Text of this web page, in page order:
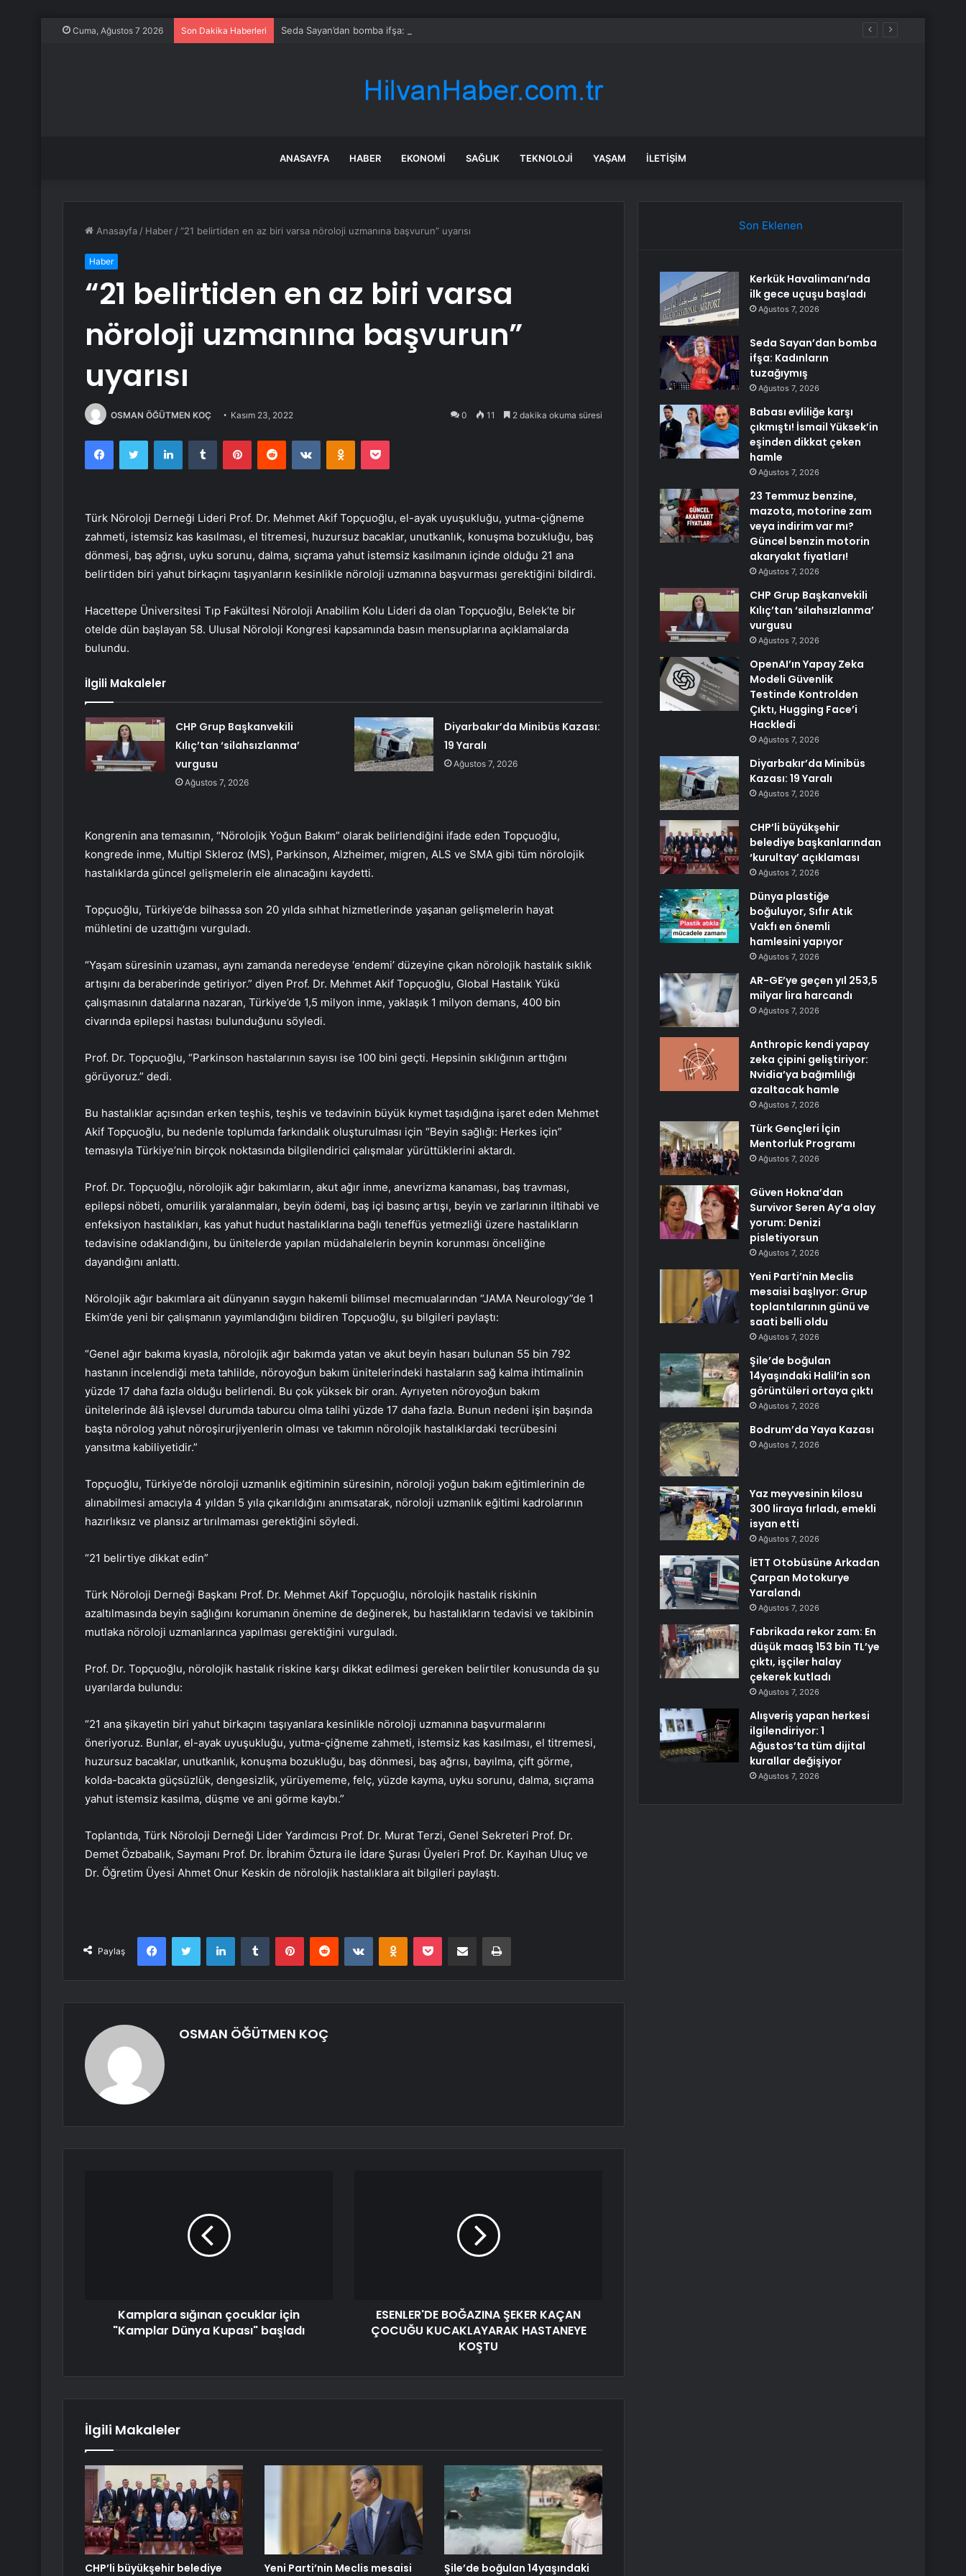
Cuma, Ağustos 7 2026 Son Dakika Haberleri Seda Sayan’dan bomba ifşa: Kadınların tuzağıymış
ANASAYFA HABER EKONOMI SAĞLIK TEKNOLOJI YAŞAM İLETIŞIM
Anasayfa / Haber /“21 belirtiden en az biri varsa nöroloji uzmanına başvurun” uyarısı
Haber
“21 belirtiden en az biri varsa
nöroloji uzmanına başvurun”
uyarısı
OSMAN ÖĞÜTMEN KOÇ Kasım 23, 2022 0 11 2 dakika okuma süresi
FacebookTwitter LinkedInTumblr PinterestReddit VKontakteOdnoklassniki
Pocket
Türk Nöroloji Derneği Lideri Prof. Dr. Mehmet Akif Topçuoğlu, el-ayak uyuşukluğu, yutma-çiğneme
zahmeti, istemsiz kas kasılması, el titremesi, huzursuz bacaklar, unutkanlık, konuşma bozukluğu, baş
dönmesi, baş ağrısı, uyku sorunu, dalma, sıçrama yahut istemsiz kasılmanın içinde olduğu 21 ana
belirtiden biri yahut birkaçını taşıyanların kesinlikle nöroloji uzmanına başvurması gerektiğini bildirdi.
Hacettepe Üniversitesi Tıp Fakültesi Nöroloji Anabilim Kolu Lideri da olan Topçuoğlu, Belek’te bir
otelde dün başlayan 58. Ulusal Nöroloji Kongresi kapsamında basın mensuplarına açıklamalarda
bulundu.
İlgili Makaleler
CHP Grup Başkanvekili
Kılıç’tan ‘silahsızlanma’
vurgusu
Ağustos 7, 2026
Diyarbakır’da Minibüs Kazası:
19 Yaralı
Ağustos 7, 2026
Kongrenin ana temasının, “Nörolojik Yoğun Bakım” olarak belirlendiğini ifade eden Topçuoğlu,
kongrede inme, Multipl Skleroz (MS), Parkinson, Alzheimer, migren, ALS ve SMA gibi tüm nörolojik
hastalıklarda güncel gelişmelerin ele alınacağını kaydetti.
Topçuoğlu, Türkiye’de bilhassa son 20 yılda sıhhat hizmetlerinde yaşanan gelişmelerin hayat
mühletini de uzattığını vurguladı.
“Yaşam süresinin uzaması, aynı zamanda neredeyse ‘endemi’ düzeyine çıkan nörolojik hastalık sıklık
artışını da beraberinde getiriyor.” diyen Prof. Dr. Mehmet Akif Topçuoğlu, Global Hastalık Yükü
çalışmasının datalarına nazaran, Türkiye’de 1,5 milyon inme, yaklaşık 1 milyon demans, 400 bin
civarında epilepsi hastası bulunduğunu söyledi.
Prof. Dr. Topçuoğlu, “Parkinson hastalarının sayısı ise 100 bini geçti. Hepsinin sıklığının arttığını
görüyoruz.” dedi.
Bu hastalıklar açısından erken teşhis, teşhis ve tedavinin büyük kıymet taşıdığına işaret eden Mehmet
Akif Topçuoğlu, bu nedenle toplumda farkındalık oluşturulması için “Beyin sağlığı: Herkes için”
temasıyla Türkiye’nin birçok noktasında bilgilendirici çalışmalar yürüttüklerini aktardı.
Prof. Dr. Topçuoğlu, nörolojik ağır bakımların, akut ağır inme, anevrizma kanaması, baş travması,
epilepsi nöbeti, omurilik yaralanmaları, beyin ödemi, baş içi basınç artışı, beyin ve zarlarının iltihabi ve
enfeksiyon hastalıkları, kas yahut hudut hastalıklarına bağlı teneffüs yetmezliği üzere hastalıkların
tedavisine odaklandığını, bu ünitelerde yapılan müdahalelerin beynin korunması önceliğine
dayandığını anlattı.
Nörolojik ağır bakımlara ait dünyanın saygın hakemli bilimsel mecmualarından “JAMA Neurology”de 1
Ekim’de yeni bir çalışmanın yayımlandığını bildiren Topçuoğlu, şu bilgileri paylaştı:
“Genel ağır bakıma kıyasla, nörolojik ağır bakımda yatan ve akut beyin hasarı bulunan 55 bin 792
hastanın incelendiği meta tahlilde, nöroyoğun bakım ünitelerindeki hastaların sağ kalma ihtimalinin
yüzde 17 daha fazla olduğu belirlendi. Bu çok yüksek bir oran. Ayrıyeten nöroyoğun bakım
ünitelerinde âlâ işlevsel durumda taburcu olma talihi yüzde 17 daha fazla. Bunun nedeni işin başında
başta nörolog yahut nöroşirurjiyenlerin olması ve takımın nörolojik hastalıklardaki tecrübesini
yansıtma kabiliyetidir.”
Topçuoğlu, Türkiye’de nöroloji uzmanlık eğitiminin süresinin, nöroloji yoğun bakım eğitimlerinin de
alınabilmesi amacıyla 4 yıldan 5 yıla çıkarıldığını anımsatarak, nöroloji uzmanlık eğitimi kadrolarının
hazırlıksız ve plansız artırılmaması gerektiğini söyledi.
“21 belirtiye dikkat edin”
Türk Nöroloji Derneği Başkanı Prof. Dr. Mehmet Akif Topçuoğlu, nörolojik hastalık riskinin
azaltılmasında beyin sağlığını korumanın önemine de değinerek, bu hastalıkların tedavisi ve takibinin
mutlaka nöroloji uzmanlarınca yapılması gerektiğini vurguladı.
Prof. Dr. Topçuoğlu, nörolojik hastalık riskine karşı dikkat edilmesi gereken belirtiler konusunda da şu
uyarılarda bulundu:
“21 ana şikayetin biri yahut birkaçını taşıyanlara kesinlikle nöroloji uzmanına başvurmalarını
öneriyoruz. Bunlar, el-ayak uyuşukluğu, yutma-çiğneme zahmeti, istemsiz kas kasılması, el titremesi,
huzursuz bacaklar, unutkanlık, konuşma bozukluğu, baş dönmesi, baş ağrısı, bayılma, çift görme,
kolda-bacakta güçsüzlük, dengesizlik, yürüyememe, felç, yüzde kayma, uyku sorunu, dalma, sıçrama
yahut istemsiz kasılma, düşme ve ani görme kaybı.”
Toplantıda, Türk Nöroloji Derneği Lider Yardımcısı Prof. Dr. Murat Terzi, Genel Sekreteri Prof. Dr.
Demet Özbabalık, Saymanı Prof. Dr. İbrahim Öztura ile İdare Şurası Üyeleri Prof. Dr. Kayıhan Uluç ve
Dr. Öğretim Üyesi Ahmet Onur Keskin de nörolojik hastalıklara ait bilgileri paylaştı.
Paylaş
FacebookTwitter LinkedInTumblr PinterestReddit VKontakteOdnoklassniki
Pocket E-Posta ile paylaş Yazdır
OSMAN ÖĞÜTMEN KOÇ
Kamplara sığınan çocuklar için
"Kamplar Dünya Kupası" başladı
ESENLER'DE BOĞAZINA ŞEKER KAÇAN
ÇOCUĞU KUCAKLAYARAK HASTANEYE
KOŞTU
İlgili Makaleler
CHP’li büyükşehir belediye
Yeni Parti’nin Meclis mesaisi
Şile’de boğulan 14yaşındaki
Son Eklenen
Kerkük Havalimanı’nda
ilk gece uçuşu başladı
Ağustos 7, 2026
Seda Sayan’dan bomba
ifşa: Kadınların
tuzağıymış
Ağustos 7, 2026
Babası evliliğe karşı
çıkmıştı! İsmail Yüksek’in
eşinden dikkat çeken
hamle
Ağustos 7, 2026
23 Temmuz benzine,
mazota, motorine zam
veya indirim var mı?
Güncel benzin motorin
akaryakıt fiyatları!
Ağustos 7, 2026
CHP Grup Başkanvekili
Kılıç’tan ‘silahsızlanma’
vurgusu
Ağustos 7, 2026
OpenAI’ın Yapay Zeka
Modeli Güvenlik
Testinde Kontrolden
Çıktı, Hugging Face’i
Hackledi
Ağustos 7, 2026
Diyarbakır’da Minibüs
Kazası: 19 Yaralı
Ağustos 7, 2026
CHP’li büyükşehir
belediye başkanlarından
‘kurultay’ açıklaması
Ağustos 7, 2026
Dünya plastiğe
boğuluyor, Sıfır Atık
Vakfı en önemli
hamlesini yapıyor
Ağustos 7, 2026
AR-GE’ye geçen yıl 253,5
milyar lira harcandı
Ağustos 7, 2026
Anthropic kendi yapay
zeka çipini geliştiriyor:
Nvidia’ya bağımlılığı
azaltacak hamle
Ağustos 7, 2026
Türk Gençleri İçin
Mentorluk Programı
Ağustos 7, 2026
Güven Hokna’dan
Survivor Seren Ay’a olay
yorum: Denizi
pisletiyorsun
Ağustos 7, 2026
Yeni Parti’nin Meclis
mesaisi başlıyor: Grup
toplantılarının günü ve
saati belli oldu
Ağustos 7, 2026
Şile’de boğulan
14yaşındaki Halil’in son
görüntüleri ortaya çıktı
Ağustos 7, 2026
Bodrum’da Yaya Kazası
Ağustos 7, 2026
Yaz meyvesinin kilosu
300 liraya fırladı, emekli
isyan etti
Ağustos 7, 2026
İETT Otobüsüne Arkadan
Çarpan Motokurye
Yaralandı
Ağustos 7, 2026
Fabrikada rekor zam: En
düşük maaş 153 bin TL’ye
çıktı, işçiler halay
çekerek kutladı
Ağustos 7, 2026
Alışveriş yapan herkesi
ilgilendiriyor: 1
Ağustos’ta tüm dijital
kurallar değişiyor
Ağustos 7, 2026